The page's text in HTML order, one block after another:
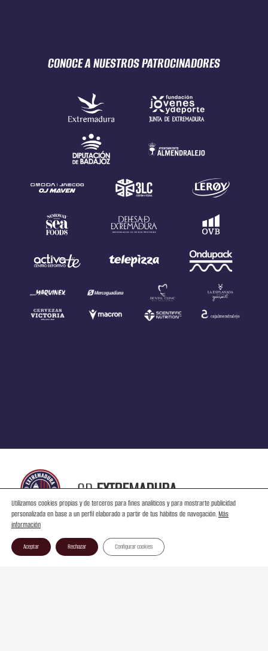
CONOCE A NUESTROSPATROCINADORES
CDEXTREMADURA
Utilizamos cookies propias y de terceros para fines analíticos y para mostrarte publicidad
personalizada en base a un perfil elaborado a partir de tus hábitos de navegación.Más
información
Aceptar Rechazar Configurar cookies